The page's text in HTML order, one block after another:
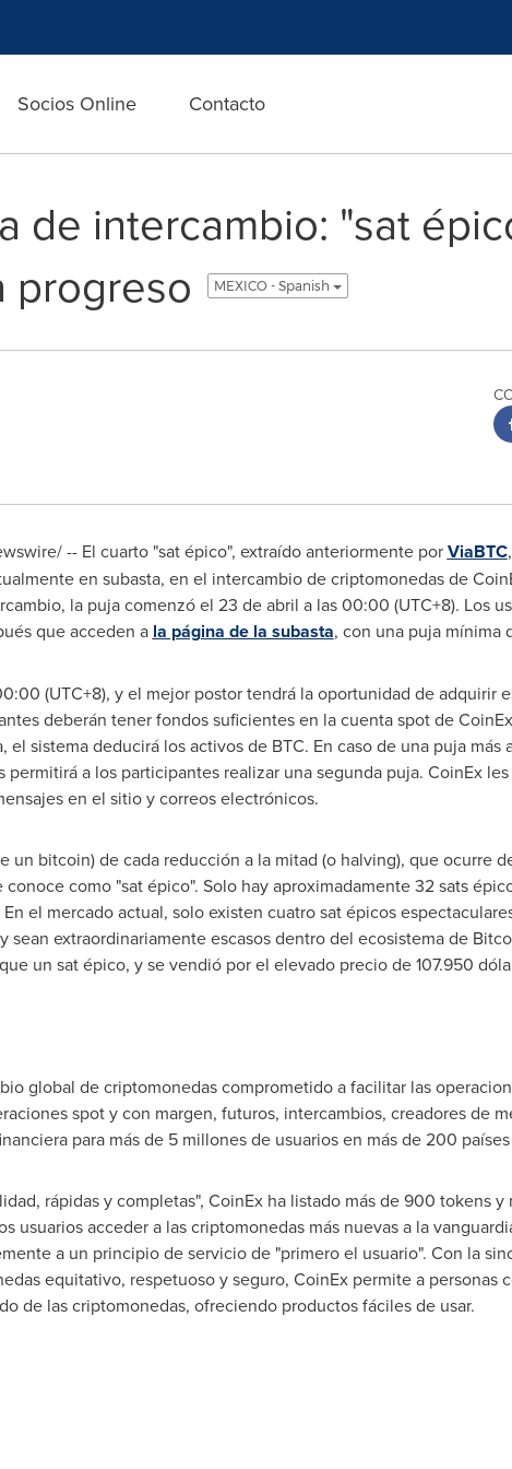
Socios Online Contacto
de intercambio: "sat
progreso
MEXICO - Spanish
-- El cuarto "sat épico", extraído anteriormente porViaBTC
en subasta, en el intercambio de criptomonedas de
la puja comenzó el 23 de abril a las 00:00 (UTC+8). Los
que acceden a la página de la subasta, con una puja mínima
(UTC+8), y el mejor postor tendrá la oportunidad de adquirir
deberán tener fondos suficientes en la cuenta spot de
sistema deducirá los activos de BTC. En caso de una puja más
a los participantes realizar una segunda puja. CoinEx
en el sitio y correos electrónicos.
un bitcoin) de cada reducción a la mitad (o halving), que ocurre
como "sat épico". Solo hay aproximadamente 32 sats
el mercado actual, solo existen cuatro sat épicos
extraordinariamente escasos dentro del ecosistema de
un sat épico, y se vendió por el elevado precio de 107.950
global de criptomonedas comprometido a facilitar las
spot y con margen, futuros, intercambios, creadores de
para más de 5 millones de usuarios en más de 200
rápidas y completas", CoinEx ha listado más de 900 tokens y
usuarios acceder a las criptomonedas más nuevas a la
a un principio de servicio de "primero el usuario". Con la
equitativo, respetuoso y seguro, CoinEx permite a personas
de las criptomonedas, ofreciendo productos fáciles de usar.